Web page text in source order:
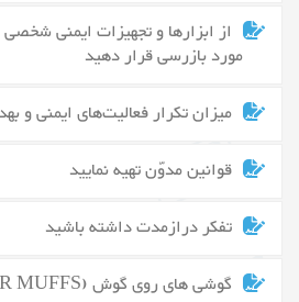
از ابزارها و تجهیزات ایمنی شخصی
مورد بازرسی قرار دهید
میزان تکرار فعالیت‌های ایمنی و
قوانین مدوّن تهیه نمایید
تفکر درازمدت داشته باشید
گوشی های روی گوش (EAR MUFFS)